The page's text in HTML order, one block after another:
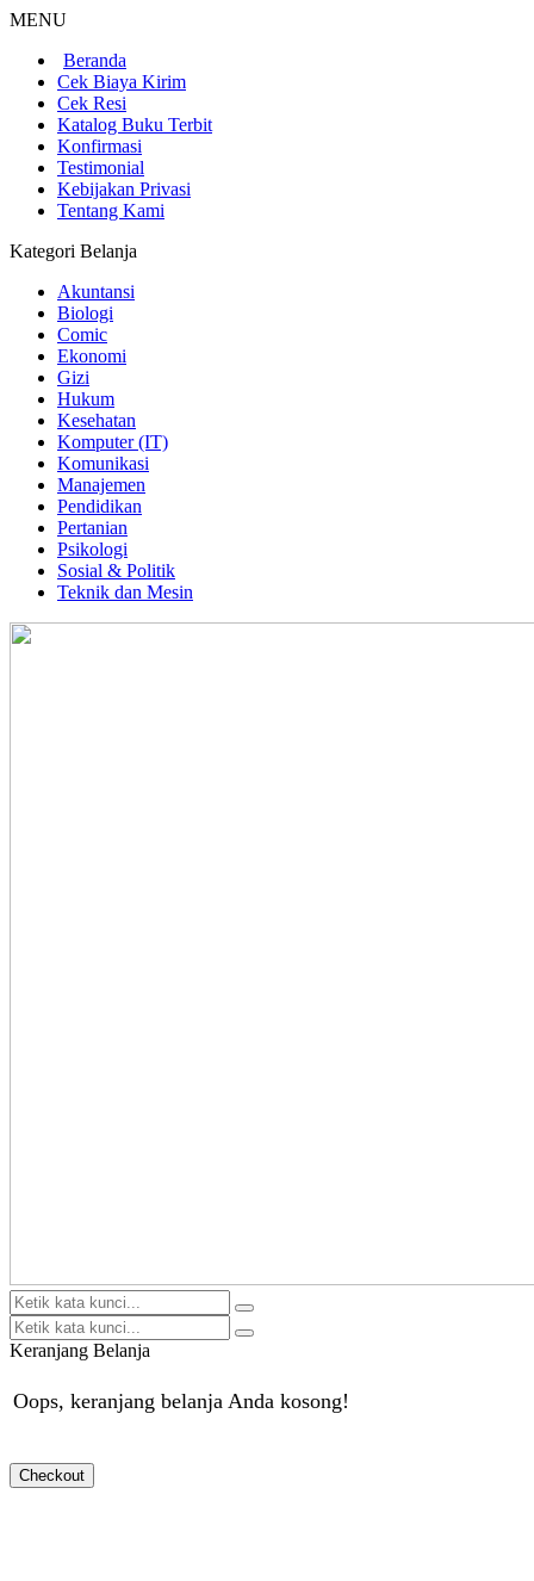
MENU
Beranda
Cek Biaya Kirim
Cek Resi
Katalog Buku Terbit
Konfirmasi
Testimonial
Kebijakan Privasi
Tentang Kami
Kategori Belanja
Akuntansi
Biologi
Comic
Ekonomi
Gizi
Hukum
Kesehatan
Komputer (IT)
Komunikasi
Manajemen
Pendidikan
Pertanian
Psikologi
Sosial & Politik
Teknik dan Mesin
Keranjang Belanja
Oops, keranjang belanja Anda kosong!
Checkout